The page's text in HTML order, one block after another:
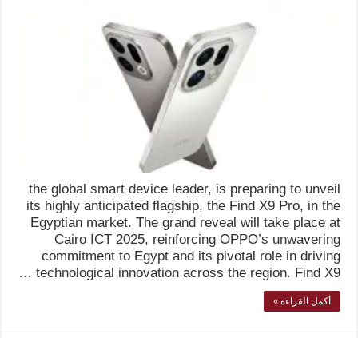
the global smart device leader, is preparing to unveil
its highly anticipated flagship, the Find X9 Pro, in the
Egyptian market. The grand reveal will take place at
Cairo ICT 2025, reinforcing OPPO’s unwavering
commitment to Egypt and its pivotal role in driving
technological innovation across the region. Find X9 …
أكمل القراءة »